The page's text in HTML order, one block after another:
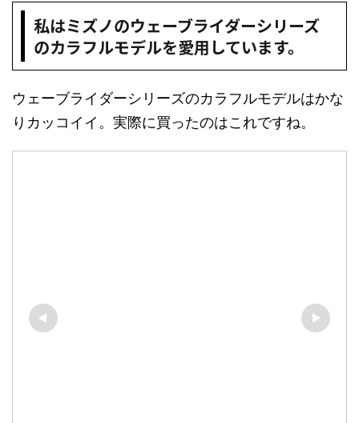
私はミズノのウェーブライダーシリーズ
のカラフルモデルを愛用しています。
ウェーブライダーシリーズのカラフルモデルはかな
りカッコイイ。実際に買ったのはこれですね。